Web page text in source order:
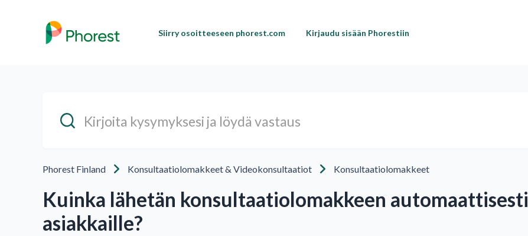
Siirry osoitteeseen phorest.com Kirjaudu sisään Phorestiin
Phorest Finland Konsultaatiolomakkeet & Videokonsultaatiot Konsultaatiolomakkeet
Kuinka lähetän konsultaatiolomakkeen automaattisesti
asiakkaille?